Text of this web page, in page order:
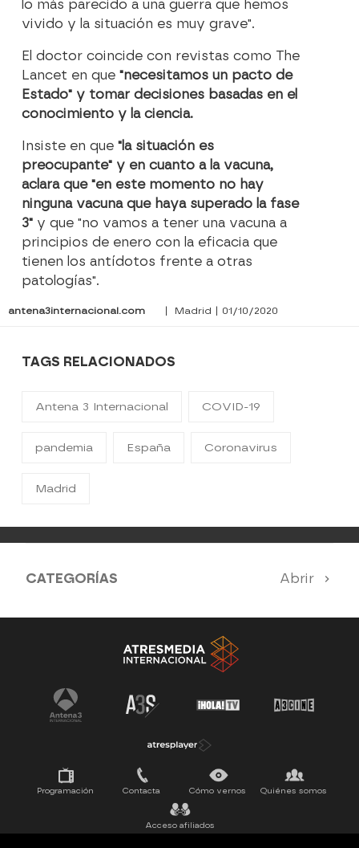
lo más parecido a una guerra que hemos
vivido y la situación es muy grave".
El doctor coincide con revistas como The
Lancet en que "necesitamos un pacto de
Estado" y tomar decisiones basadas en el
conocimiento y la ciencia.
Insiste en que "la situación es
preocupante" y en cuanto a la vacuna,
aclara que "en este momento no hay
ninguna vacuna que haya superado la fase
3" y que "no vamos a tener una vacuna a
principios de enero con la eficacia que
tienen los antídotos frente a otras
patologías".
antena3internacional.com | Madrid | 01/10/2020
TAGS RELACIONADOS
Antena 3 Internacional COVID-19
pandemia España Coronavirus
Madrid
CATEGORÍAS Abrir
Antena 3 Noticias El Hormiguero
Tu cara me suena Pasapalabra
Programación Contacta Cómo vernos Quiénes somos
Acceso afiliados